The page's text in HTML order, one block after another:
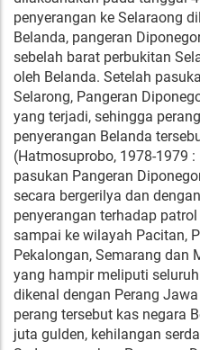
penyerangan ke Selaraong
Belanda, pangeran
sebelah barat perbukitan
oleh Belanda. Setelah
Selarong, Pangeran
yang terjadi, sehingga
penyerangan Belanda
(Hatmosuprobo, 1978-1979
pasukan Pangeran
secara bergerilya dan
penyerangan terhadap
sampai ke wilayah Pacitan,
Pekalongan, Semarang dan
yang hampir meliputi
dikenal dengan Perang
perang tersebut kas negara
juta gulden, kehilangan